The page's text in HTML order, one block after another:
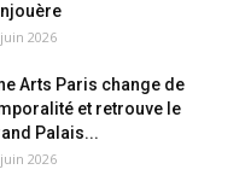
2026
Arts Paris change de
et retrouve le
Palais...
2026